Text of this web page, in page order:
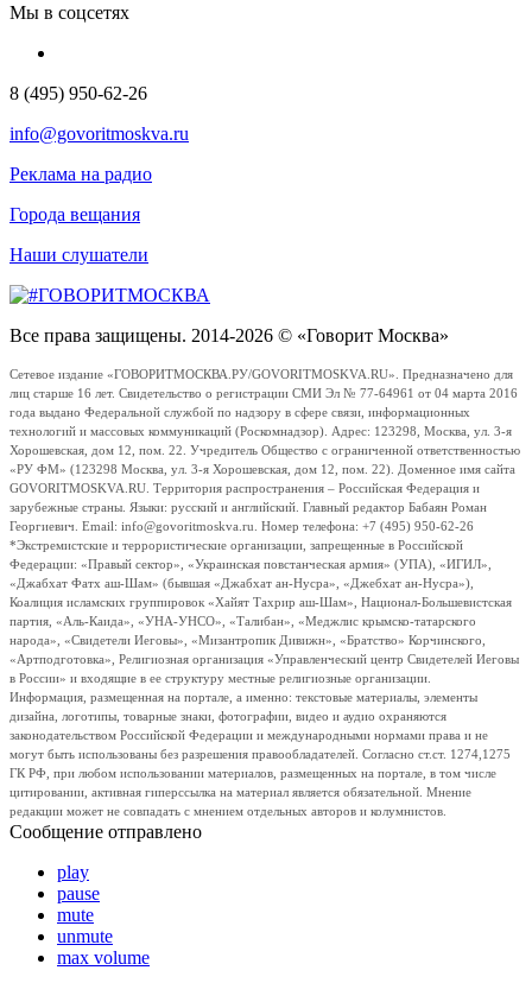
Мы в соцсетях
8 (495) 950-62-26
info@govoritmoskva.ru
Реклама на радио
Города вещания
Наши слушатели
Все права защищены. 2014-2026 © «Говорит Москва»
Сетевое издание «ГОВОРИТМОСКВА.РУ/GOVORITMOSKVA.RU». Предназначено для
лиц старше 16 лет. Свидетельство о регистрации СМИ Эл № 77-64961 от 04 марта 2016
года выдано Федеральной службой по надзору в сфере связи, информационных
технологий и массовых коммуникаций (Роскомнадзор). Адрес: 123298, Москва, ул. 3-я
Хорошевская, дом 12, пом. 22. Учредитель Общество с ограниченной ответственностью
«РУ ФМ» (123298 Москва, ул. 3-я Хорошевская, дом 12, пом. 22). Доменное имя сайта
GOVORITMOSKVA.RU. Территория распространения – Российская Федерация и
зарубежные страны. Языки: русский и английский. Главный редактор Бабаян Роман
Георгиевич. Email: info@govoritmoskva.ru. Номер телефона: +7 (495) 950-62-26
*Экстремистские и террористические организации, запрещенные в Российской
Федерации: «Правый сектор», «Украинская повстанческая армия» (УПА), «ИГИЛ»,
«Джабхат Фатх аш-Шам» (бывшая «Джабхат ан-Нусра», «Джебхат ан-Нусра»),
Коалиция исламских группировок «Хайят Тахрир аш-Шам», Национал-Большевистская
партия, «Аль-Каида», «УНА-УНСО», «Талибан», «Меджлис крымско-татарского
народа», «Свидетели Иеговы», «Мизантропик Дивижн», «Братство» Корчинского,
«Артподготовка», Религиозная организация «Управленческий центр Свидетелей Иеговы
в России» и входящие в ее структуру местные религиозные организации.
Информация, размещенная на портале, а именно: текстовые материалы, элементы
дизайна, логотипы, товарные знаки, фотографии, видео и аудио охраняются
законодательством Российской Федерации и международными нормами права и не
могут быть использованы без разрешения правообладателей. Согласно ст.ст. 1274,1275
ГК РФ, при любом использовании материалов, размещенных на портале, в том числе
цитировании, активная гиперссылка на материал является обязательной. Мнение
редакции может не совпадать с мнением отдельных авторов и колумнистов.
Сообщение отправлено
play
pause
mute
unmute
max volume